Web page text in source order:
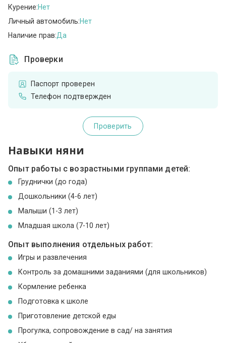
Курение:Нет
Личный автомобиль:Нет
Наличие прав:Да
Проверки
Паспорт проверен
Телефон подтвержден
Проверить
Навыки няни
Опыт работы с возрастными группами детей:
Груднички (до года)
Дошкольники (4-6 лет)
Малыши (1-3 лет)
Младшая школа (7-10 лет)
Опыт выполнения отдельных работ:
Игры и развлечения
Контроль за домашними заданиями (для школьников)
Кормление ребенка
Подготовка к школе
Приготовление детской еды
Прогулка, сопровождение в сад/ на занятия